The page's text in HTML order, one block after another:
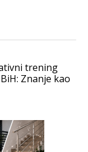
trening
Znanje kao